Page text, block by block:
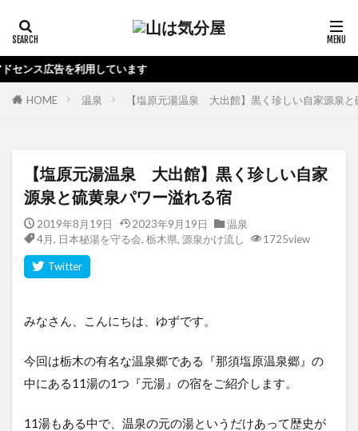
HOME 温泉 【塩原元湯温泉 大出館】黒く珍しい自家源泉
【塩原元湯温泉 大出館】黒く珍しい自家
源泉と硫黄泉パワー溢れる宿
2019年8月19日 2023年9月19日
温泉
4月, 日本秘湯を守る会, 栃木県, 源泉かけ流し 1725view
みなさん、こんにちは、ゆずです。
今回は栃木の有名な温泉郷である『那須塩原温泉郷』の
中にある11湯の1つ『元湯』の宿をご紹介します。
11湯もある中で、温泉の元の湯というだけあって歴史が